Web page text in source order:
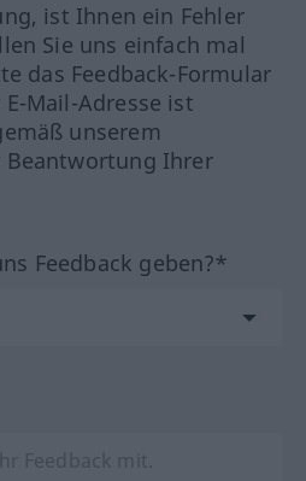
ist Ihnen ein Fehler
Sie uns einfach mal
das Feedback-Formular
Mail-Adresse ist
unserem
Beantwortung Ihrer
Feedback geben?*